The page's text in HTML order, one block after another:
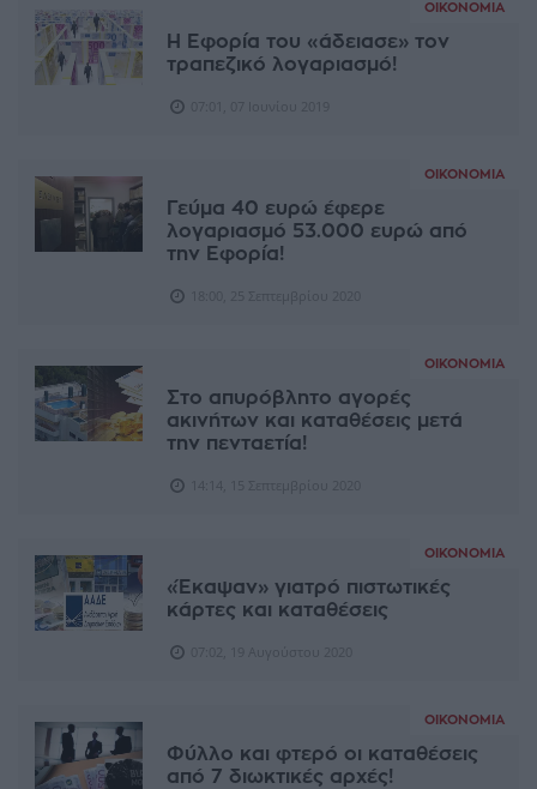
ΟΙΚΟΝΟΜΊΑ
Η Εφορία του «άδειασε» τον
τραπεζικό λογαριασμό!
ΟΙΚΟΝΟΜΊΑ
Γεύμα 40 ευρώ έφερε
λογαριασμό 53.000 ευρώ από
την Εφορία!
ΟΙΚΟΝΟΜΊΑ
Στο απυρόβλητο αγορές
ακινήτων και καταθέσεις μετά
την πενταετία!
ΟΙΚΟΝΟΜΊΑ
«Έκαψαν» γιατρό πιστωτικές
κάρτες και καταθέσεις
ΟΙΚΟΝΟΜΊΑ
Φύλλο και φτερό οι καταθέσεις
από 7 διωκτικές αρχές!